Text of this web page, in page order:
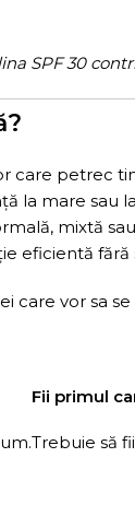
SPF 30
care petrec
la mare sau
mixtă
eficientă fără
care vor sa
Fii primul
Trebuie să fii